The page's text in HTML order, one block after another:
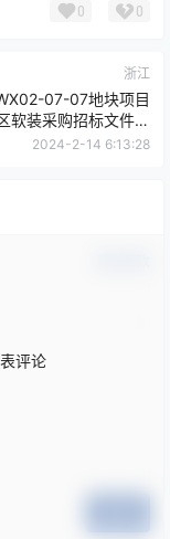
0 0
浙江
07-07地块项目
软装采购招标文件澄
清、修改文件（一）
2024-2-14 6:13:28
评论